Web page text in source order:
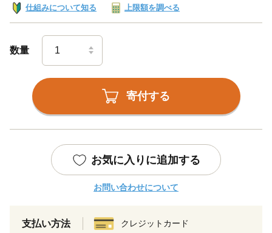
仕組みについて知る 上限額を調べる
数量
寄付する
お気に入りに追加する
お問い合わせについて
支払い方法 クレジットカード